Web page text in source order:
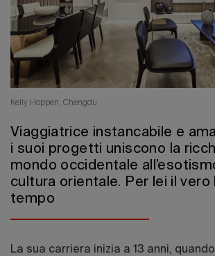
Kelly Hoppen, Chengdu
Viaggiatrice instancabile e
i suoi progetti uniscono la
mondo occidentale
cultura orientale. Per lei il vero
tempo
La sua carriera inizia a 13 anni,